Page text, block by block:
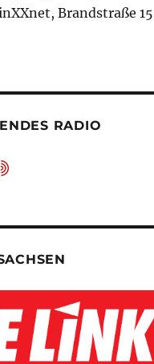
Brandstraße
RADIO